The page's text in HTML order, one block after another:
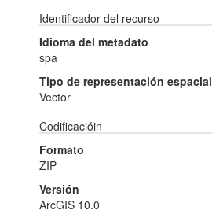
Identificador del recurso
Idioma del metadato
spa
Tipo de representación espacial
Vector
Codificacióin
Formato
ZIP
Versión
ArcGIS 10.0